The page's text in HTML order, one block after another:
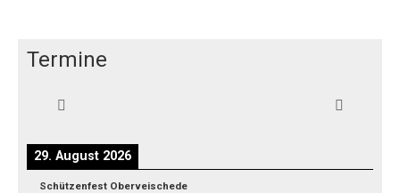
Termine
29. August 2026
Schützenfest Oberveischede